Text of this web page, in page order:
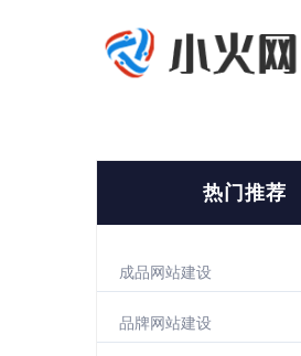
热门推荐
成品网站建设
品牌网站建设